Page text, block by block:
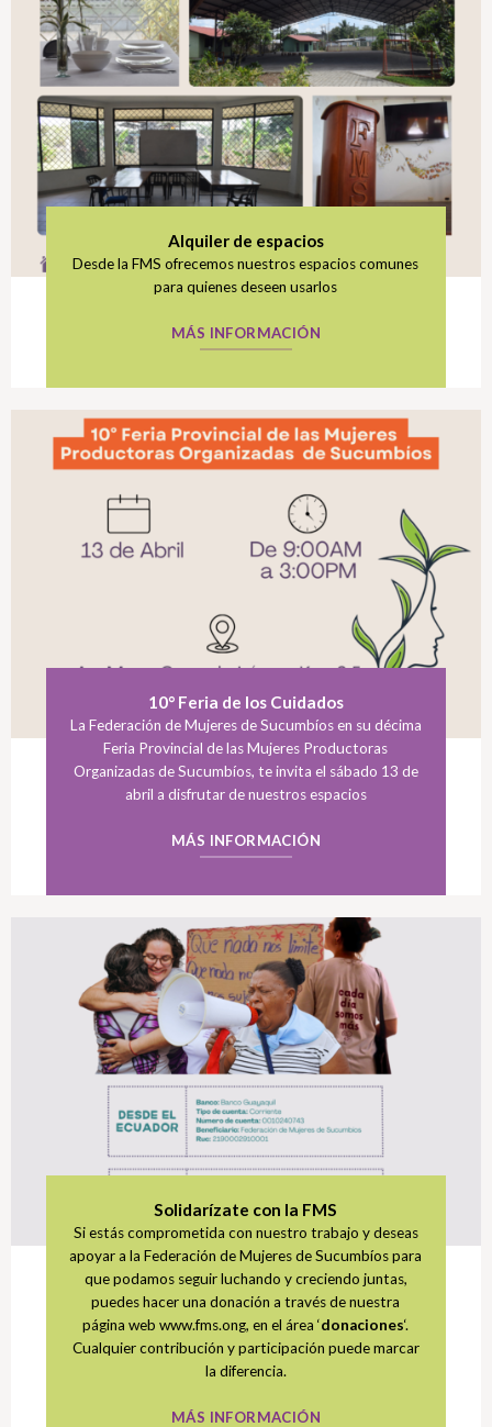
Alquiler de espacios
Desde la FMS ofrecemos nuestros espacios comunes
para quienes deseen usarlos
MÁS INFORMACIÓN
10° Feria de los Cuidados
La Federación de Mujeres de Sucumbíos en su décima
Feria Provincial de las Mujeres Productoras
Organizadas de Sucumbíos, te invita el sábado 13 de
abril a disfrutar de nuestros espacios
MÁS INFORMACIÓN
Solidarízate con la FMS
Si estás comprometida con nuestro trabajo y deseas
apoyar a la Federación de Mujeres de Sucumbíos para
que podamos seguir luchando y creciendo juntas,
puedes hacer una donación a través de nuestra
página web www.fms.ong, en el área ‘donaciones‘.
Cualquier contribución y participación puede marcar
la diferencia.
MÁS INFORMACIÓN